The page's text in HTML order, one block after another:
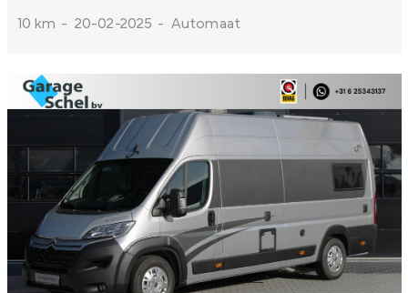
10 km - 20-02-2025 - Automaat